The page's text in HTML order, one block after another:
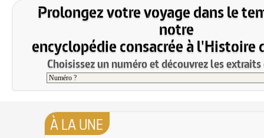
Prolongez votre voyage dans le
notre
encyclopédie consacrée à l'Histoire
Choisissez un numéro et découvrez les
À LA UNE